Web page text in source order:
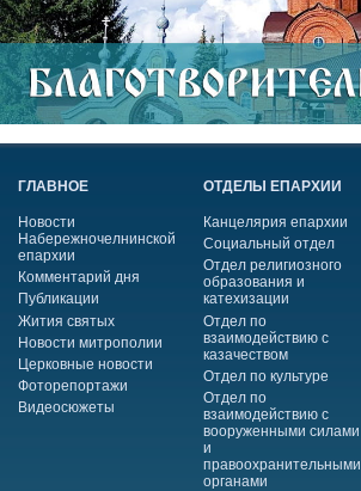
ГЛАВНОЕ
Новости
Набережночелнинской
епархии
Комментарий дня
Публикации
Жития святых
Новости митрополии
Церковные новости
Фоторепортажи
Видеосюжеты
ОТДЕЛЫ ЕПАРХИИ
Канцелярия епархии
Социальный отдел
Отдел религиозного
образования и
катехизации
Отдел по
взаимодействию с
казачеством
Отдел по культуре
Отдел по
взаимодействию с
вооруженными силами
и
правоохранительными
органами